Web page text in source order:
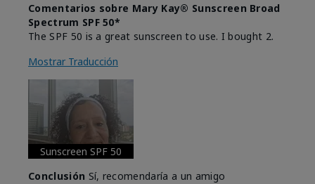
Comentarios sobre Mary Kay® Sunscreen Broad
Spectrum SPF 50*
The SPF 50 is a great sunscreen to use. I bought 2.
Mostrar Traducción
Sunscreen SPF 50
Conclusión Sí, recomendaría a un amigo